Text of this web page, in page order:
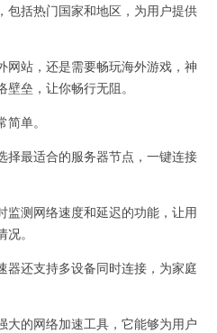
括热门国家和地区，为用户提供
站，还是需要畅玩海外游戏，神
垒，让你畅行无阻。
单。
最适合的服务器节点，一键连接
测网络速度和延迟的功能，让用
。
还支持多设备同时连接，为家庭
的网络加速工具，它能够为用户